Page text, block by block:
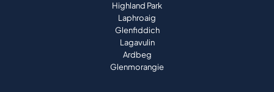
Highland Park
Laphroaig
Glenfiddich
Lagavulin
Ardbeg
Glenmorangie